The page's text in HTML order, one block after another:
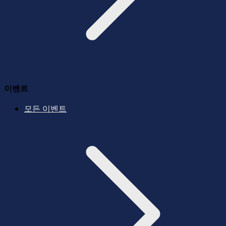
이벤트
모든 이벤트